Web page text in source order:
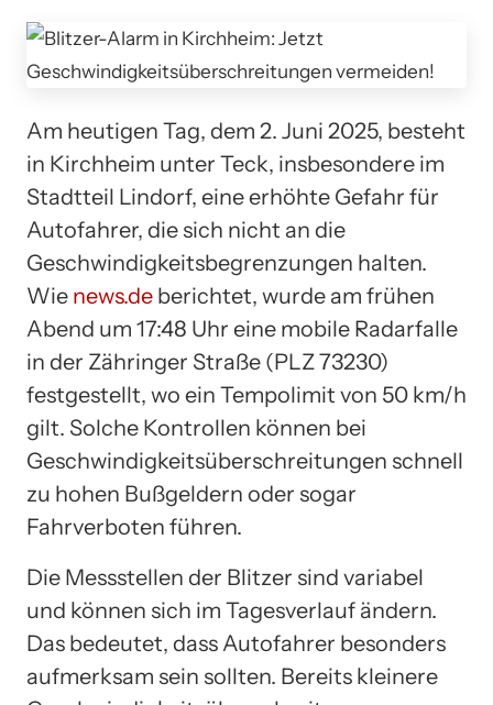
Am heutigen Tag, dem 2. Juni 2025, besteht
in Kirchheim unter Teck, insbesondere im
Stadtteil Lindorf, eine erhöhte Gefahr für
Autofahrer, die sich nicht an die
Geschwindigkeitsbegrenzungen halten.
Wie news.de berichtet, wurde am frühen
Abend um 17:48 Uhr eine mobile Radarfalle
in der Zähringer Straße (PLZ 73230)
festgestellt, wo ein Tempolimit von 50 km/h
gilt. Solche Kontrollen können bei
Geschwindigkeitsüberschreitungen schnell
zu hohen Bußgeldern oder sogar
Fahrverboten führen.
Die Messstellen der Blitzer sind variabel
und können sich im Tagesverlauf ändern.
Das bedeutet, dass Autofahrer besonders
aufmerksam sein sollten. Bereits kleinere